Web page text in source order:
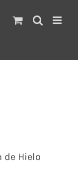
de Hielo